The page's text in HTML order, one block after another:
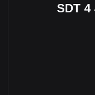
SDT 4